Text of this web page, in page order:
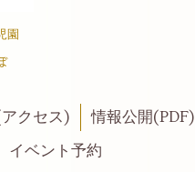
クセス) 情報公開(PDF)
イベント予約